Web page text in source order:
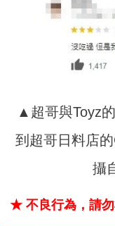
▲超哥與Toyz
到超哥日料店
攝
★ 不良行為，請勿